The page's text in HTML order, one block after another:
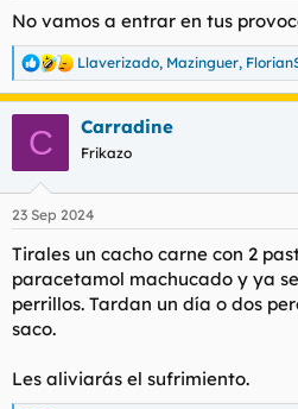
:
No vamos a entrar en tus
R
e
a
e
Llaverizado, Mazinguer,
C Carradine
Frikazo
23 Sep 2024
Tirales un cacho carne con 2
paracetamol machucado y ya
perrillos. Tardan un día o dos
saco.
Les aliviarás el sufrimiento.